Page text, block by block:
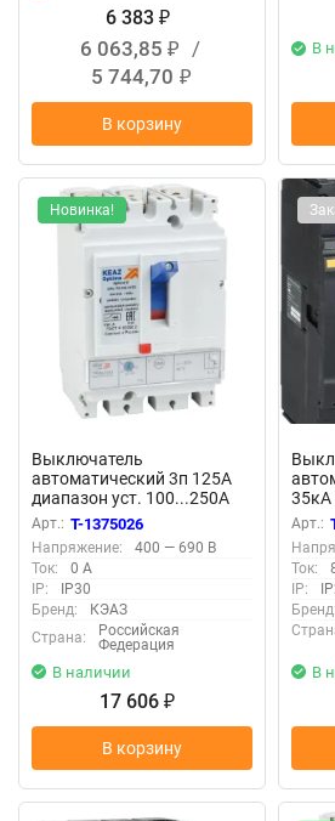
6 383 ₽
6 063,85 ₽
/
5 744,70 ₽
В корзину
В
Новинка!
Выключатель
автоматический 3п 125А
диапазон уст. 100...250А
40кА OptiMat D250N-
TM125-УХЛ3 КЭАЗ 291431
Арт.: T-1375026
Напряжение:
400 — 690 В
Ток:
0 А
IP:
IP30
Бренд:
КЭАЗ
Страна:
Российская
Федерация
В наличии
17 606 ₽
В корзину
35кА
Арт.:
Ток:
IP:
Бренд:
В